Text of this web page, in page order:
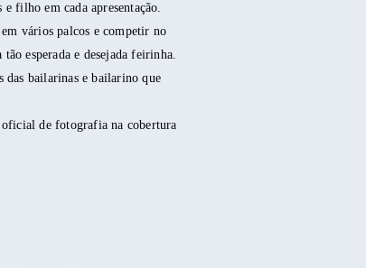
filho em cada apresentação.
vários palcos e competir no
esperada e desejada feirinha.
das bailarinas e bailarino que
oficial de fotografia na cobertura